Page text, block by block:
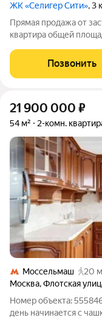
ЖК «Селигер Сити», 3
Прямая продажа от
квартира общей
четвертой очереди
великих
Позвонить
21 900 000 ₽
54 м² 2-комн.
Моссельмаш
20
Москва,Флотская
Номер объекта:
день начинается с